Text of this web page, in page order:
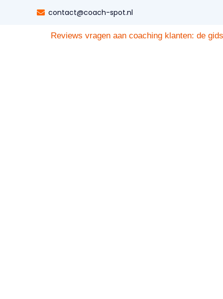
contact@coach-spot.nl
Reviews vragen aan coaching klanten: de